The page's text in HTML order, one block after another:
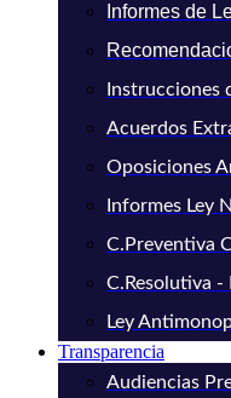
Informes de
Instrucciones
Acuerdos
Oposiciones
Informes Ley
C.Preventiva
C.Resolutiva -
Ley
Transparencia
Audiencias